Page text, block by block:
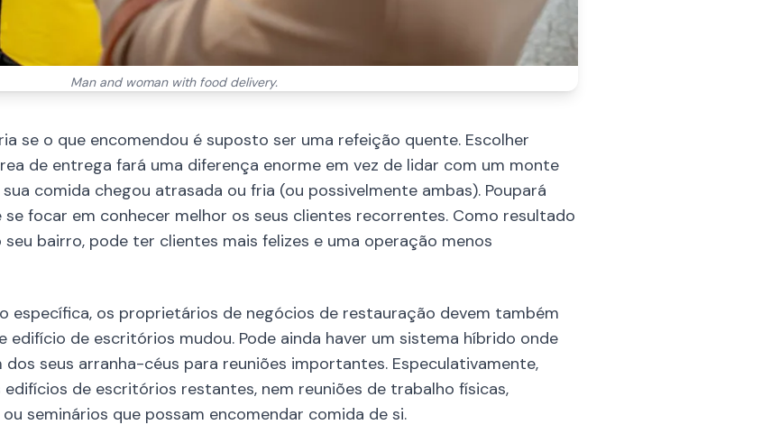
Man and woman with food delivery.
se o que encomendou é suposto ser uma refeição quente. Escolher
de entrega fará uma diferença enorme em vez de lidar com um monte
comida chegou atrasada ou fria (ou possivelmente ambas). Poupará
focar em conhecer melhor os seus clientes recorrentes. Como resultado
bairro, pode ter clientes mais felizes e uma operação menos
específica, os proprietários de negócios de restauração devem também
de escritórios mudou. Pode ainda haver um sistema híbrido onde
seus arranha-céus para reuniões importantes. Especulativamente,
de escritórios restantes, nem reuniões de trabalho físicas,
seminários que possam encomendar comida de si.